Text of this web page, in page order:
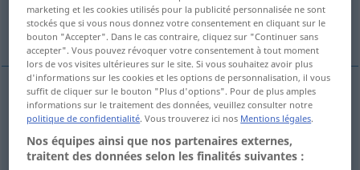
Rothaut, Indianer
Rothautf copperskin
Indianerm copperskin
marketing et les cookies utilisés pour la publicité personnalisée ne sont
stockés que si vous nous donnez votre consentement en cliquant sur le
bouton "Accepter". Dans le cas contraire, cliquez sur "Continuer sans
accepter". Vous pouvez révoquer votre consentement à tout moment
lors de vos visites ultérieures sur le site. Si vous souhaitez avoir plus
d'informations sur les cookies et les options de personnalisation, il vous
suffit de cliquer sur le bouton "Plus d'options". Pour de plus amples
informations sur le traitement des données, veuillez consulter notre
politique de confidentialité. Vous trouverez ici nos Mentions légales.
Nos équipes ainsi que nos partenaires externes,
traitent des données selon les finalités suivantes :